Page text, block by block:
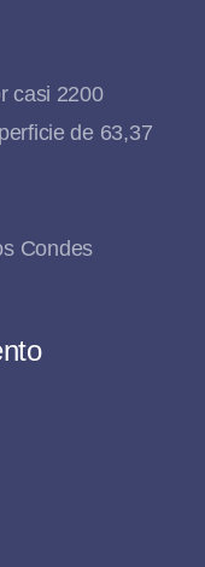
casi 2200
de 63,37